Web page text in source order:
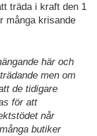
träda i kraft den 1
många krisande
här och
men om
de tidigare
för att
når
butiker